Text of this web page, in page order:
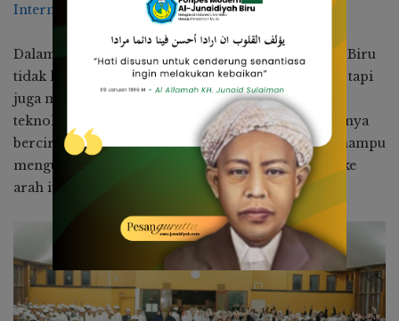
Internasional
Dalam pidatonya, Wamenag juga mendorong PMJ Biru
tidak hanya membekali santri dengan ilmu agama, tapi
juga mengadaptasikan santri dengan sains dan
teknologi. “Dewasa ini, pondok pesantren tidak hanya
bercirikan Imtaq, tapi santri juga didorong agar mampu
menguasai Iptek, saya berharap PMJ Biru menuju ke
arah itu”, tandasnya.